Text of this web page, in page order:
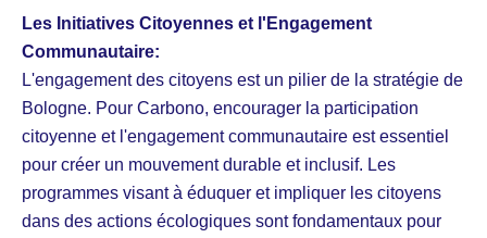
Les Initiatives Citoyennes et l'Engagement
Communautaire:
L'engagement des citoyens est un pilier de la stratégie de
Bologne. Pour Carbono, encourager la participation
citoyenne et l'engagement communautaire est essentiel
pour créer un mouvement durable et inclusif. Les
programmes visant à éduquer et impliquer les citoyens
dans des actions écologiques sont fondamentaux pour